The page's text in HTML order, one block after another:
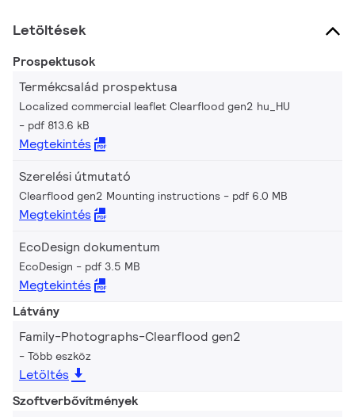
Letöltések
Prospektusok
Termékcsalád prospektusa
Localized commercial leaflet Clearflood gen2 hu_HU
pdf 813.6 kB
Megtekintés
Szerelési útmutató
Clearflood gen2 Mounting instructions pdf 6.0 MB
Megtekintés
EcoDesign dokumentum
EcoDesign pdf 3.5 MB
Megtekintés
Látvány
Family-Photographs-Clearflood gen2
Több eszköz
Letöltés
Szoftverbővítmények